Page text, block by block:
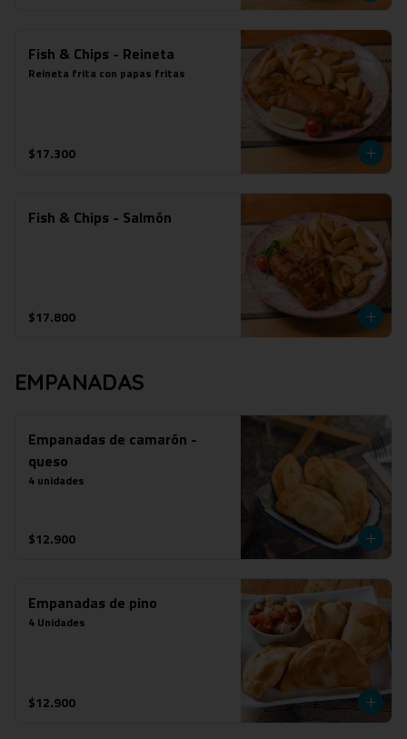
Fish & Chips - Reineta
Reineta frita con papas fritas
$17.300
Fish & Chips - Salmón
$17.800
EMPANADAS
Empanadas de camarón -
queso
4 unidades
$12.900
Empanadas de pino
4 Unidades
$12.900